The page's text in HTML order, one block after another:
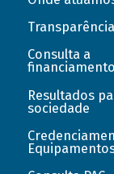
Transparência
Consulta a
Resultados
sociedade